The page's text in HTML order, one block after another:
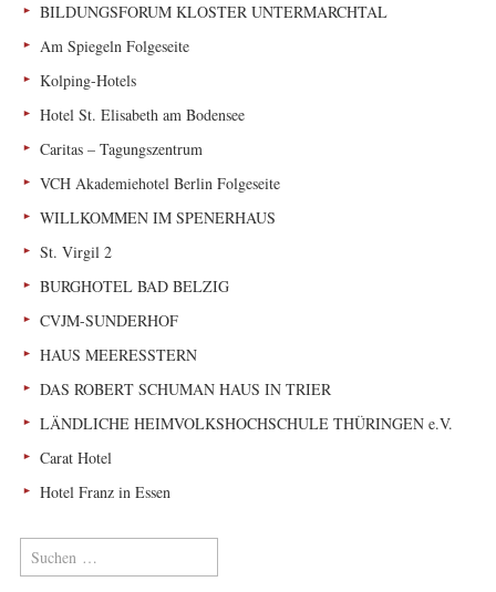
BILDUNGSFORUM KLOSTER UNTERMARCHTAL
Am Spiegeln Folgeseite
Kolping-Hotels
Hotel St. Elisabeth am Bodensee
Caritas – Tagungszentrum
VCH Akademiehotel Berlin Folgeseite
WILLKOMMEN IM SPENERHAUS
St. Virgil 2
BURGHOTEL BAD BELZIG
CVJM-SUNDERHOF
HAUS MEERESSTERN
DAS ROBERT SCHUMAN HAUS IN TRIER
LÄNDLICHE HEIMVOLKSHOCHSCHULE THÜRINGEN e.V.
Carat Hotel
Hotel Franz in Essen
Suchen
nach: